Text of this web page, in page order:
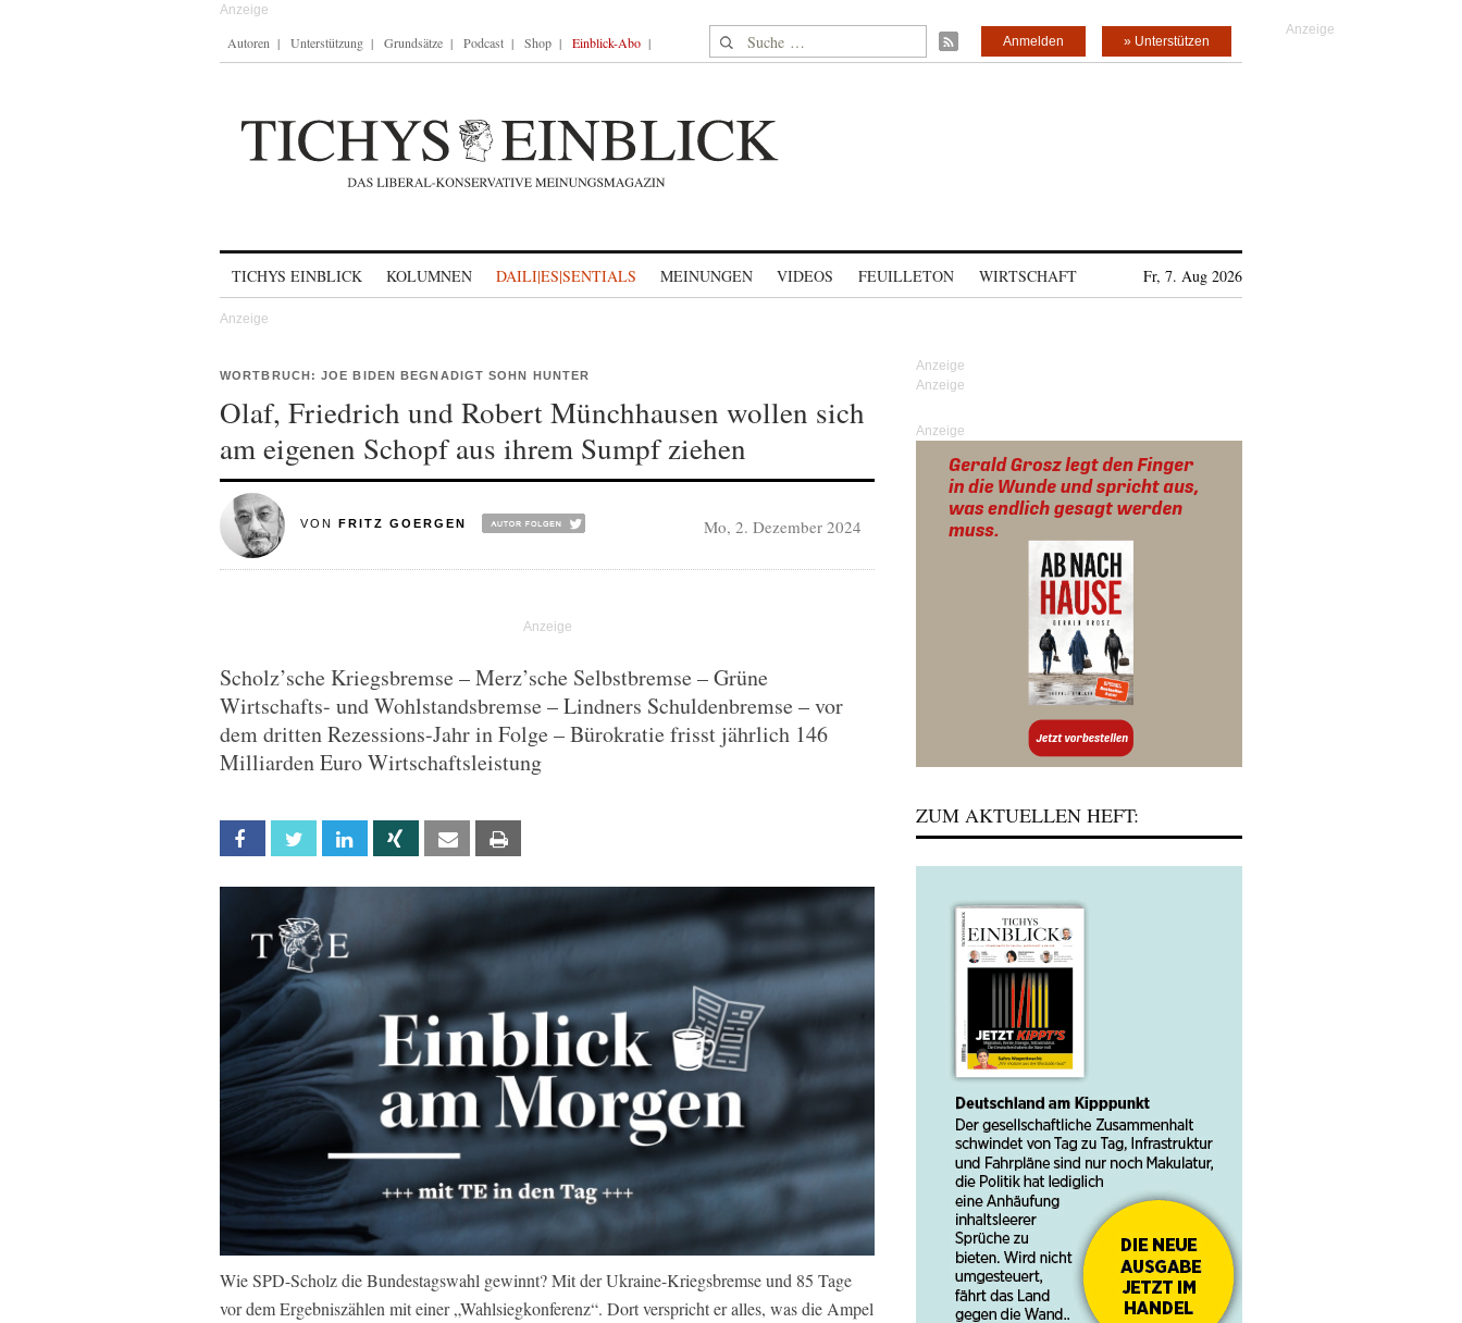
Autoren Unterstützung Grundsätze Podcast Shop Einblick-Abo Suche nach: » Unterstützen
Anmelden
TICHYS EINBLICK KOLUMNEN DAILI|ES|SENTIALS MEINUNGEN VIDEOS FEUILLETON WIRTSCHAFT Fr, 7. Aug 2026
WORTBRUCH: JOE BIDEN BEGNADIGT SOHN HUNTER
Olaf, Friedrich und Robert Münchhausen wollen sich
am eigenen Schopf aus ihrem Sumpf ziehen
VON FRITZ GOERGEN Mo, 2. Dezember 2024
Scholz’sche Kriegsbremse – Merz’sche Selbstbremse – Grüne
Wirtschafts- und Wohlstandsbremse – Lindners Schuldenbremse – vor
dem dritten Rezessions-Jahr in Folge – Bürokratie frisst jährlich 146
Milliarden Euro Wirtschaftsleistung
Facebook Twitter Linkedin Xing Email
Wie SPD-Scholz die Bundestagswahl gewinnt? Mit der Ukraine-Kriegsbremse und 85 Tage
vor dem Ergebniszählen mit einer „Wahlsiegkonferenz“. Dort verspricht er alles, was die Ampel
Anzeige
ZUM AKTUELLEN HEFT: